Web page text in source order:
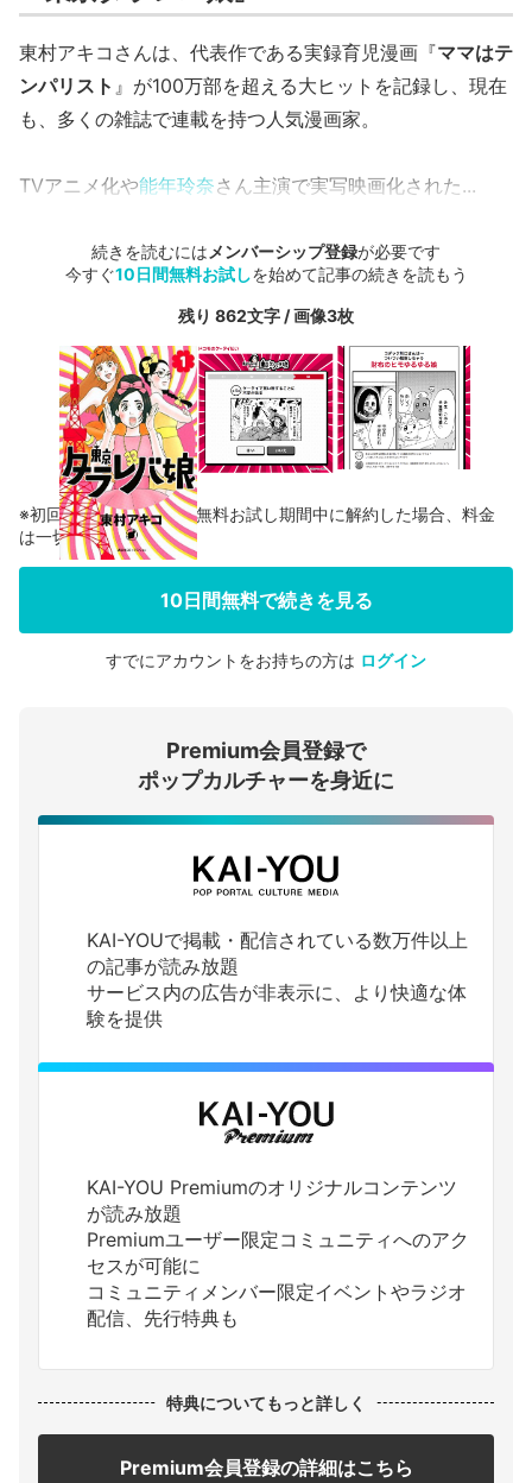
東村アキコさんは、代表作である実録育児漫画『ママはテ
ンパリスト 』が100万部を超える大ヒットを記録し、現在
も、多くの雑誌で連載を持つ人気漫画家。
TVアニメ化や能年玲奈さん主演で実写映画化された...
続きを読むには メンバーシップ登録が必要です
今すぐ10日間無料お試しを始めて記事の続きを読もう
残り 862文字 / 画像3枚
会員登録する
ログインする
※初回登録の方に限り、無料お試し期間中に解約した場合、料金
は一切かかりません。
10日間無料で続きを見る
すでにアカウントをお持ちの方は ログイン
Premium会員登録で
ポップカルチャーを身近に
KAI-YOUで掲載・配信されている数万件以上
の記事が読み放題
サービス内の広告が非表示に、より快適な体
験を提供
KAI-YOU Premiumのオリジナルコンテンツ
が読み放題
Premiumユーザー限定コミュニティへのアク
セスが可能に
コミュニティメンバー限定イベントやラジオ
配信、先行特典も
特典についてもっと詳しく
Premium会員登録の詳細はこちら